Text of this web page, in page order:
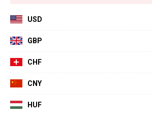
USD
GBP
CHF
CNY
HUF